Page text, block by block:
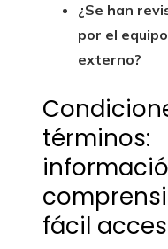
¿Se han
por el
externo?
términos:
fácil